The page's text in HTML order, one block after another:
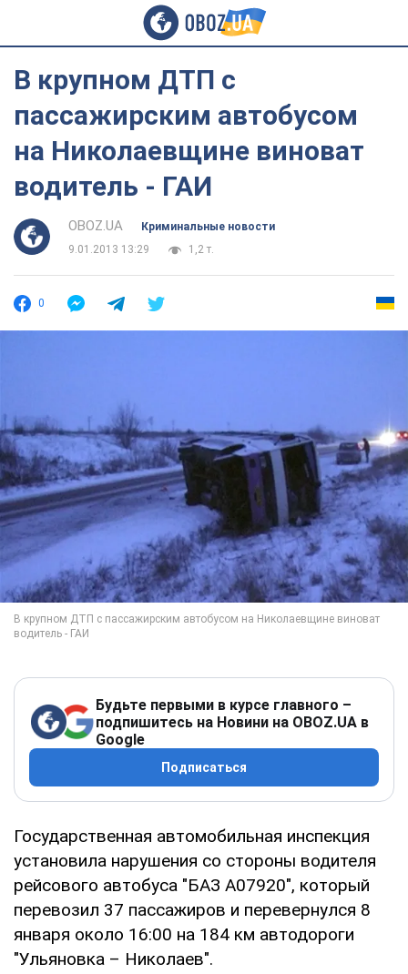
В крупном ДТП с
пассажирским автобусом
на Николаевщине виноват
водитель - ГАИ
OBOZ.UA
Криминальные новости
9.01.2013 13:29
1,2 т.
0
Будьте первыми в курсе главного –
подпишитесь на Новини на OBOZ.UA в
Google
Подписаться
Государственная автомобильная инспекция
установила нарушения со стороны водителя
рейсового автобуса "БАЗ А07920", который
перевозил 37 пассажиров и перевернулся 8
января около 16:00 на 184 км автодороги
"Ульяновка – Николаев".